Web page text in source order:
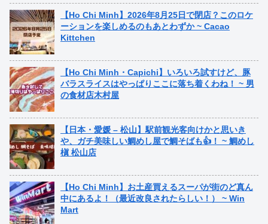
【Ho Chi Minh】2026年8月25日で閉店？このロケ
ーションを楽しめるのもあとわずか ~ Cacao
Kittchen
【Ho Chi Minh・Capichi】いろいろ試すけど、豚
バラスライスはやっぱりここに落ち着くわね！ ~ 男
の食材店木村屋
【日本・愛媛 – 松山】駅前観光客向けかと思いき
や、ガチ美味しい鯛めし屋で鯛そばも👍！ ~ 鯛めし
槇 松山店
【Ho Chi Minh】お土産買えるスーパが街のど真ん
中にあるよ！（最近改良されたらしい！） ~ Win
Mart